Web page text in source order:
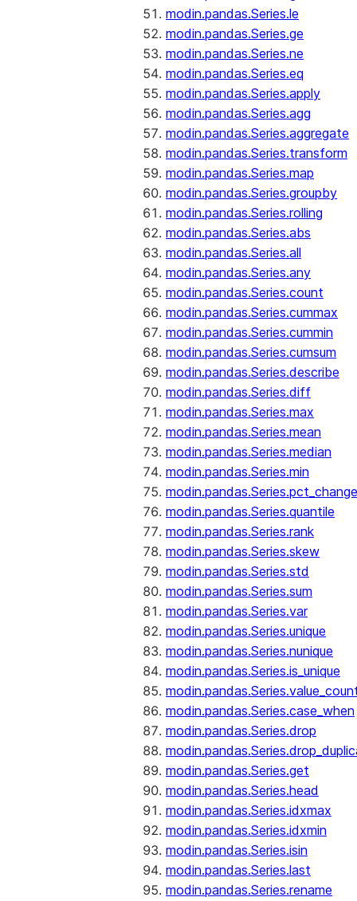
modin.pandas.Series.le
modin.pandas.Series.ge
modin.pandas.Series.ne
modin.pandas.Series.eq
modin.pandas.Series.apply
modin.pandas.Series.agg
modin.pandas.Series.aggregate
modin.pandas.Series.transform
modin.pandas.Series.map
modin.pandas.Series.groupby
modin.pandas.Series.rolling
modin.pandas.Series.abs
modin.pandas.Series.all
modin.pandas.Series.any
modin.pandas.Series.count
modin.pandas.Series.cummax
modin.pandas.Series.cummin
modin.pandas.Series.cumsum
modin.pandas.Series.describe
modin.pandas.Series.diff
modin.pandas.Series.max
modin.pandas.Series.mean
modin.pandas.Series.median
modin.pandas.Series.min
modin.pandas.Series.pct_change
modin.pandas.Series.quantile
modin.pandas.Series.rank
modin.pandas.Series.skew
modin.pandas.Series.std
modin.pandas.Series.sum
modin.pandas.Series.var
modin.pandas.Series.unique
modin.pandas.Series.nunique
modin.pandas.Series.is_unique
modin.pandas.Series.case_when
modin.pandas.Series.drop
modin.pandas.Series.get
modin.pandas.Series.head
modin.pandas.Series.idxmax
modin.pandas.Series.idxmin
modin.pandas.Series.isin
modin.pandas.Series.last
modin.pandas.Series.rename